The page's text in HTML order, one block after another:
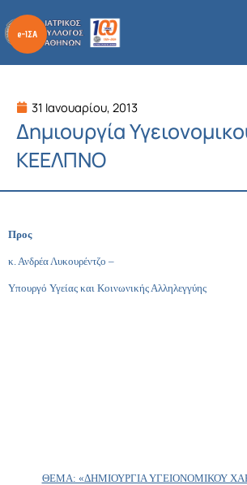
στο
περιεχόμενο
31 Ιανουαρίου, 2013
Δημιουργία
ΚΕΕΛΠΝΟ
Προς
κ. Ανδρέα Λυκουρέντζο –
Υπουργό Υγείας και Κοινωνικής Αλληλεγγύης
ΘΕΜΑ: «ΔΗΜΙΟΥΡΓΙΑ ΥΓΕΙΟΝΟΜΙΚΟΥ